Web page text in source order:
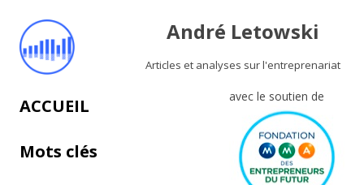
André Letowski
Articles et analyses sur l'entreprenariat
avec le soutien de
Aller au contenu principal
ACCUEIL
Mots clés